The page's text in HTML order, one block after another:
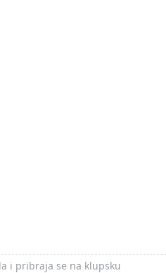
i pribraja se na klupsku